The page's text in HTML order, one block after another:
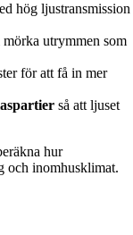
hög ljustransmission
mörka utrymmen som
för att få in mer
så att ljuset
hur
och inomhusklimat.